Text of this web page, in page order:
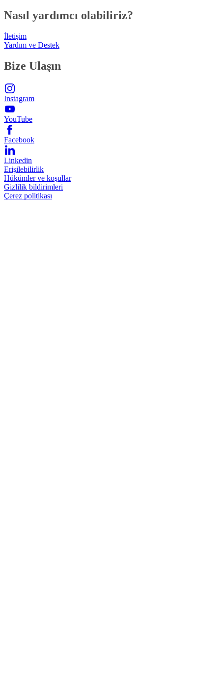
Nasıl yardımcı olabiliriz?
İletişim
Yardım ve Destek
Bize Ulaşın
Instagram
YouTube
Facebook
Linkedin
Erişilebilirlik
Hükümler ve koşullar
Gizlilik bildirimleri
Çerez politikası